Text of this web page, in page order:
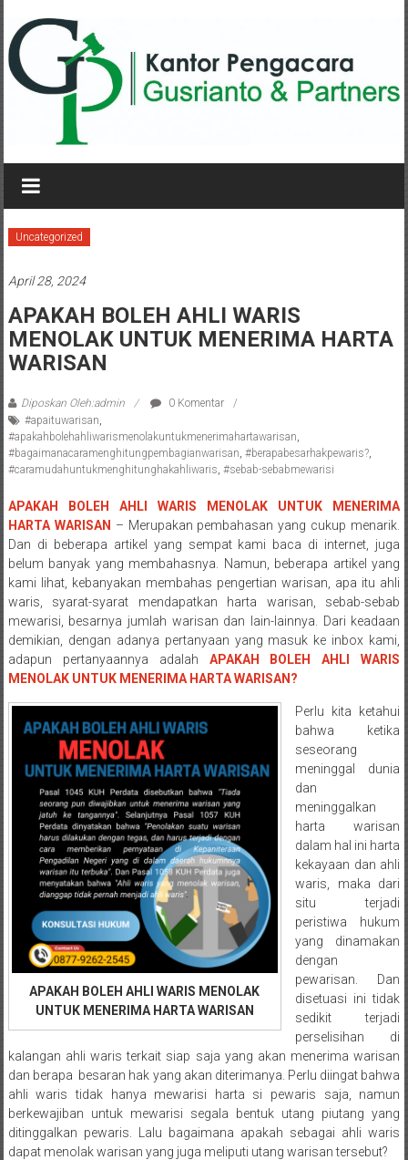
konten
KANTOR
PENGACARA
GUSRIANTO
&
PARTNERS
Kantor
Pengacara
/
Pengacara
Perceraian/
Advokat
Konsultan
Hukum
/
Konsultan
Hukum
Pajak/
Mediator/
Mediasi/
Yogyakarta/Bantul/Sleman/Gunung
Kidul/Wonosari/Wates/Kulonprogo/
Yogyakarta/Jogja/
kalten/Solo/
Purwakarta,
Sukoharjo/
Semarang/
Batang/Brebes/
Purworejo,
Kebumen/Magelang/Temanggung/Mungkid/Demak/
Blitar/Surabaya/Palembang/
Bekasi/Jakarta
selatan/
Jakarta
Utara/
Pusat/
Karawang/
Lampung
Barat/
Lampung
Uncategorized
April 28, 2024
APAKAH BOLEH AHLI WARIS
MENOLAK UNTUK MENERIMA HARTA
WARISAN
Diposkan Oleh:admin
0 Komentar
#apaituwarisan,
#apakahbolehahliwarismenolakuntukmenerimahartawarisan,
#bagaimanacaramenghitungpembagianwarisan, #berapabesarhakpewaris?,
#caramudahuntukmenghitunghakahliwaris, #sebab-sebabmewarisi
APAKAH BOLEH AHLI WARIS MENOLAK UNTUK MENERIMA
HARTA WARISAN – Merupakan pembahasan yang cukup menarik.
Dan di beberapa artikel yang sempat kami baca di internet, juga
belum banyak yang membahasnya. Namun, beberapa artikel yang
kami lihat, kebanyakan membahas pengertian warisan, apa itu ahli
waris, syarat-syarat mendapatkan harta warisan, sebab-sebab
mewarisi, besarnya jumlah warisan dan lain-lainnya. Dari keadaan
demikian, dengan adanya pertanyaan yang masuk ke inbox kami,
adapun pertanyaannya adalah APAKAH BOLEH AHLI WARIS
MENOLAK UNTUK MENERIMA HARTA WARISAN?
APAKAH BOLEH AHLI WARIS MENOLAK
UNTUK MENERIMA HARTA WARISAN
Perlu kita ketahui
bahwa ketika
seseorang
meninggal dunia
dan
meninggalkan
harta warisan
dalam hal ini harta
kekayaan dan ahli
waris, maka dari
situ terjadi
peristiwa hukum
yang dinamakan
dengan
pewarisan. Dan
disetuasi ini tidak
sedikit terjadi
perselisihan di
kalangan ahli waris terkait siap saja yang akan menerima warisan
dan berapa besaran hak yang akan diterimanya. Perlu diingat bahwa
ahli waris tidak hanya mewarisi harta si pewaris saja, namun
berkewajiban untuk mewarisi segala bentuk utang piutang yang
ditinggalkan pewaris. Lalu bagaimana apakah sebagai ahli waris
dapat menolak warisan yang juga meliputi utang warisan tersebut?